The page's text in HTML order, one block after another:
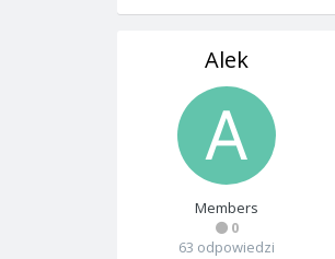
Alek
Members
0
63 odpowiedzi